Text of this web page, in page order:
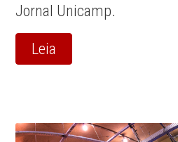
Jornal Unicamp.
Leia